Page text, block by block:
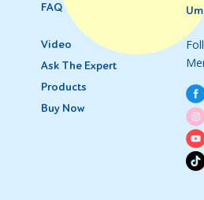
FAQ
Video
Ask The Expert
Products
Buy Now